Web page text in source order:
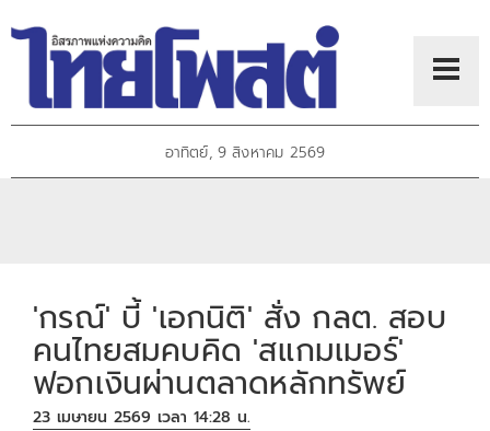
อาทิตย์, 9 สิงหาคม 2569
'กรณ์' บี้ 'เอกนิติ' สั่ง กลต. สอบ
คนไทยสมคบคิด 'สแกมเมอร์'
ฟอกเงินผ่านตลาดหลักทรัพย์
23 เมษายน 2569 เวลา 14:28 น.